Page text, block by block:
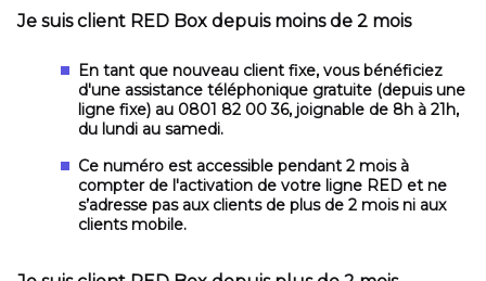
Je suis client RED Box depuis moins de 2 mois
En tant que nouveau client fixe, vous bénéficiez
d'une assistance téléphonique gratuite (depuis une
ligne fixe) au 0801 82 00 36, joignable de 8h à 21h,
du lundi au samedi.
Ce numéro est accessible pendant 2 mois à
compter de l'activation de votre ligne RED et ne
s’adresse pas aux clients de plus de 2 mois ni aux
clients mobile.